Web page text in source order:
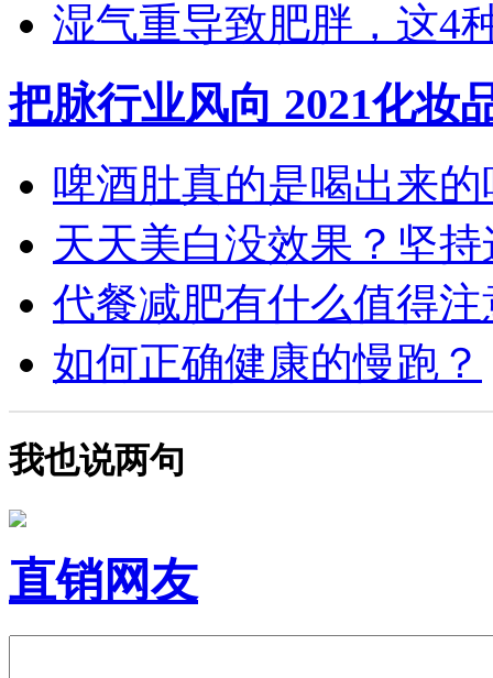
湿气重导致肥胖，这4
把脉行业风向 2021化妆
啤酒肚真的是喝出来的
天天美白没效果？坚持
代餐减肥有什么值得注
如何正确健康的慢跑？
我也说两句
直销网友